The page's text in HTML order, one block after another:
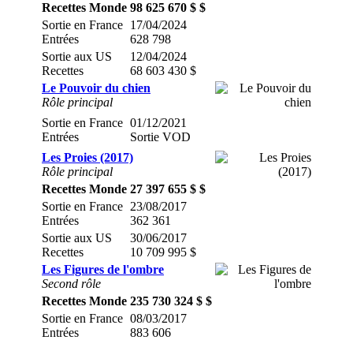
Recettes Monde 98 625 670 $ $
Sortie en France
Entrées
17/04/2024
628 798
Sortie aux US
Recettes
12/04/2024
68 603 430 $
Le Pouvoir du chien
Rôle principal
Sortie en France
Entrées
01/12/2021
Sortie VOD
Les Proies (2017)
Rôle principal
Recettes Monde 27 397 655 $ $
Sortie en France
Entrées
23/08/2017
362 361
Sortie aux US
Recettes
30/06/2017
10 709 995 $
Les Figures de l'ombre
Second rôle
Recettes Monde 235 730 324 $ $
Sortie en France
Entrées
08/03/2017
883 606